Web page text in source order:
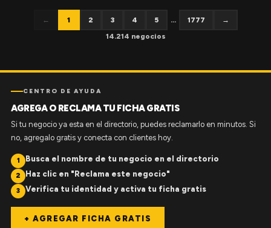
← 1 2 3 4 5 ... 1777
→
14.214 negocios
CENTRO DE AYUDA
AGREGA O RECLAMA TU FICHA GRATIS
Si tu negocio ya esta en el directorio, puedes reclamarlo en minutos. Si
no, agregalo gratis y conecta con clientes hoy.
1 Busca el nombre de tu negocio en el directorio
2 Haz clic en "Reclama este negocio"
3 Verifica tu identidad y activa tu ficha gratis
+ AGREGAR FICHA GRATIS